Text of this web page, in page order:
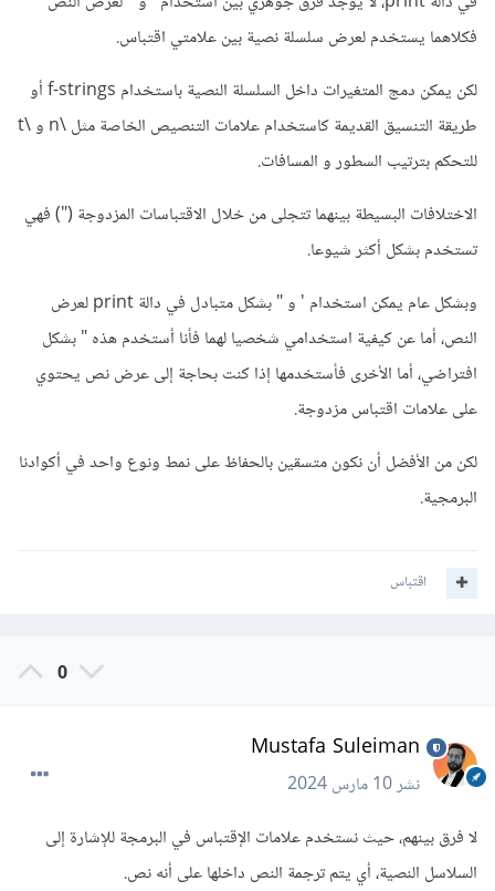
فكلاهما يستخدم لعرض سلسلة نصية بين علامتي اقتباس.
لكن يمكن دمج المتغيرات داخل السلسلة النصية باستخدام f-strings أو
طريقة التنسيق القديمة كاستخدام علامات التنصيص الخاصة مثل \n و \t
للتحكم بترتيب السطور و المسافات.
الاختلافات البسيطة بينهما تتجلى من خلال الاقتباسات المزدوجة (") فهي
تستخدم بشكل أكثر شيوعا.
وبشكل عام يمكن استخدام ' و " بشكل متبادل في دالة print لعرض
النص، أما عن كيفية استخدامي شخصيا لهما فأنا أستخدم هذه " بشكل
افتراضي، أما الأخرى فأستخدمها إذا كنت بحاجة إلى عرض نص يحتوي
على علامات اقتباس مزدوجة.
لكن من الأفضل أن نكون متسقين بالحفاظ على نمط ونوع واحد في أكوادنا
البرمجية.
اقتباس
0
Mustafa Suleiman
نشر10 مارس 2024
لا فرق بينهم، حيث نستخدم علامات الإقتباس في البرمجة للإشارة إلى
السلاسل النصية، أي يتم ترجمة النص داخلها على أنه نص.